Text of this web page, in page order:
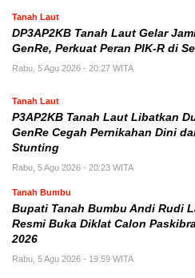
Tanah Laut
DP3AP2KB Tanah Laut Gelar
GenRe, Perkuat Peran PIK-R di
Rabu, 5 Agu 2026 - 20:27 WITA
Tanah Laut
P3AP2KB Tanah Laut Libatkan
GenRe Cegah Pernikahan Dini
Stunting
Rabu, 5 Agu 2026 - 20:23 WITA
Tanah Bumbu
Bupati Tanah Bumbu Andi Rudi
Resmi Buka Diklat Calon
2026
Rabu, 5 Agu 2026 - 19:59 WITA